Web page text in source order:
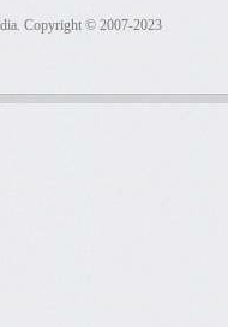
Copyright © 2007-2023